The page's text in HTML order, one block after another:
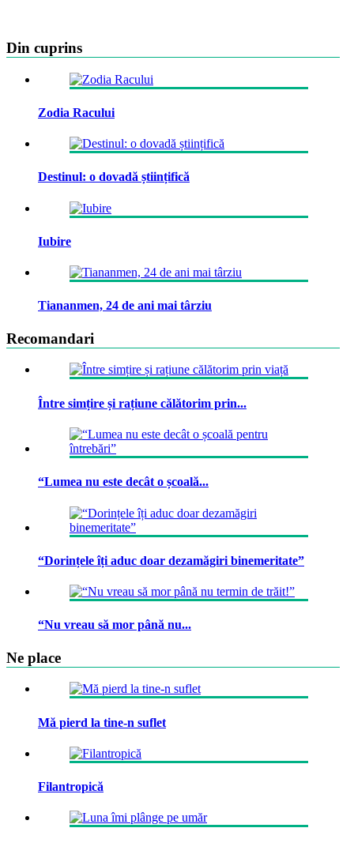
Din cuprins
Zodia Racului
Destinul: o dovadă științifică
Iubire
Tiananmen, 24 de ani mai târziu
Recomandari
Între simțire și rațiune călătorim prin...
“Lumea nu este decât o școală...
“Dorințele îți aduc doar dezamăgiri binemeritate”
“Nu vreau să mor până nu...
Ne place
Mă pierd la tine-n suflet
Filantropică